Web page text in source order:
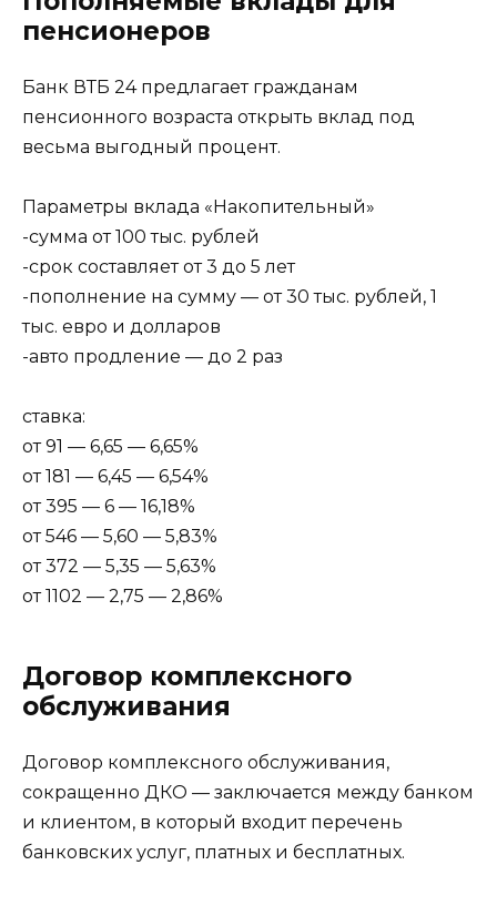
пенсионеров
Банк ВТБ 24 предлагает гражданам
пенсионного возраста открыть вклад под
весьма выгодный процент.
Параметры вклада «Накопительный»
-сумма от 100 тыс. рублей
-срок составляет от 3 до 5 лет
-пополнение на сумму — от 30 тыс. рублей, 1
тыс. евро и долларов
-авто продление — до 2 раз
ставка:
от 91 — 6,65 — 6,65%
от 181 — 6,45 — 6,54%
от 395 — 6 — 16,18%
от 546 — 5,60 — 5,83%
от 372 — 5,35 — 5,63%
от 1102 — 2,75 — 2,86%
Договор комплексного
обслуживания
Договор комплексного обслуживания,
сокращенно ДКО — заключается между банком
и клиентом, в который входит перечень
банковских услуг, платных и бесплатных.